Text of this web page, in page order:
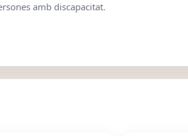
amb discapacitat.